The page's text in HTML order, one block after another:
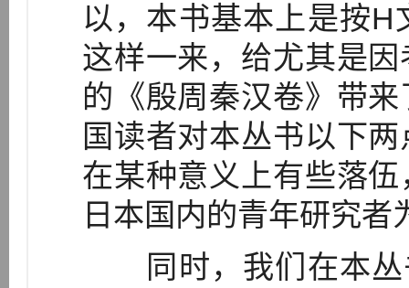
以，本书基本上是按
这样一来，给尤其是
的《殷周秦汉卷》带
国读者对本丛书以下
在某种意义上有些落
日本国内的青年研究者
同时，我们在本丛